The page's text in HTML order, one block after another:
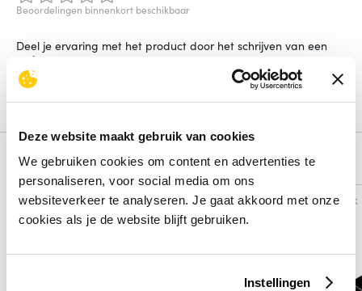
Deze website maakt gebruik van cookies
We gebruiken cookies om content en advertenties te
personaliseren, voor social media om ons
websiteverkeer te analyseren. Je gaat akkoord met onze
cookies als je de website blijft gebruiken.
Instellingen
Beoordelingen binnenkort beschikbaar
Deel je ervaring met het product door het schrijven van een
review.
Schrijf een review
Alternatieven
Vergelijk Vergelijk